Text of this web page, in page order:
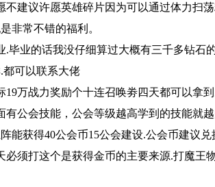
不建议许愿英雄碎片因为可以通过体力扫
非常不错的福利。
.毕业的话我没仔细算过大概有三千多钻石
都可以联系大佬
19万战力奖励个十连召唤劵四天都可以拿到
有公会技能，公会等级越高学到的技能就
能获得40公会币15公会建设.公会币建议兑
必须打这个是获得金币的主要来源.打魔王